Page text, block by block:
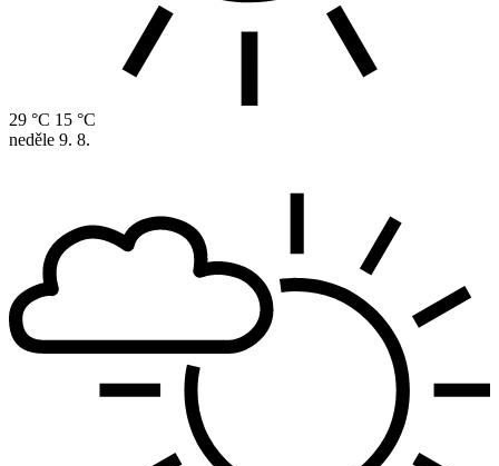
29 °C 15 °C
neděle 9. 8.